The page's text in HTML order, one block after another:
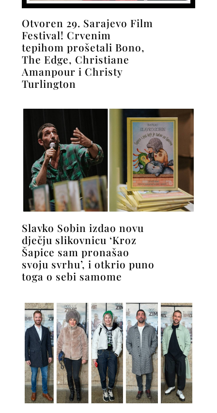
Otvoren 29. Sarajevo Film
Festival! Crvenim
tepihom prošetali Bono,
The Edge, Christiane
Amanpour i Christy
Turlington
Slavko Sobin izdao novu
dječju slikovnicu ‘Kroz
Šapice sam pronašao
svoju svrhu’, i otkrio puno
toga o sebi samome